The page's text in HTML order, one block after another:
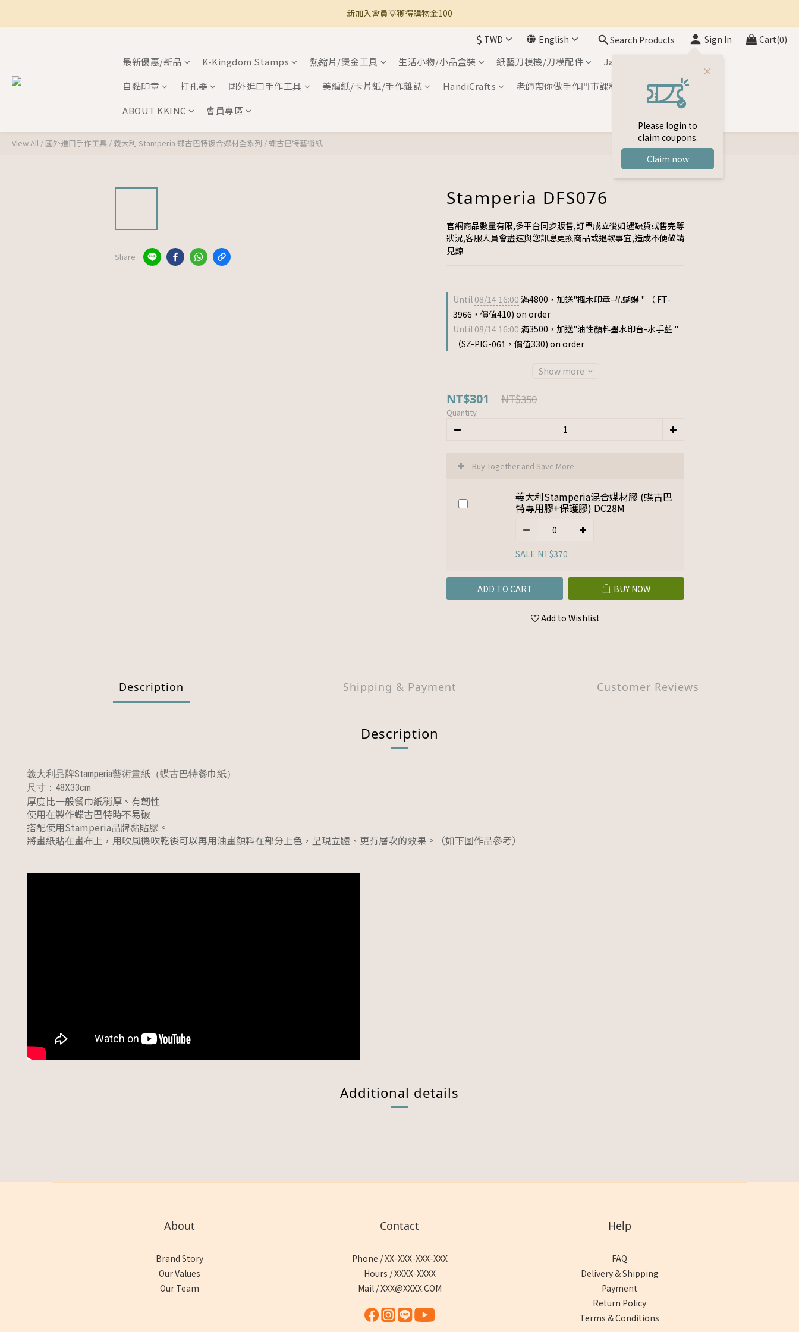
🚚 全館滿800免運 🚚
新加入會員💡獲得購物金100
$ TWD English Search Products Sign In
Please login to
claim coupons.
Claim now
Cart(0)
最新優惠/新品 K-Kingdom Stamps 熱縮片/燙金工具 生活小物/小品盒裝 紙藝刀模機/刀模配件
Japan Inks
自黏印章
打孔器 國外進口手作工具 美編紙/卡片紙/手作雜誌 HandiCrafts
老師帶你做手作門市課程
ABOUT KKINC
會員專區
View All / 國外進口手作工具 /義大利 Stamperia 蝶古巴特複合媒材全系列 /蝶古巴特藝術紙
Share
Stamperia DFS076
官網商品數量有限,多平台同步販售,訂單成立後如遇缺貨或售完等
狀況,客服人員會盡速與您訊息更換商品或退款事宜,造成不便敬請
見諒
Until 08/14 16:00 滿4800，加送"楓木印章-花蝴蝶 " （ FT-
3966，價值410) on order
Until 08/14 16:00 滿3500，加送"油性顏料墨水印台-水手藍 "
（SZ-PIG-061，價值330) on order
Show more
NT$301 NT$350
Quantity
Buy Together and Save More
義大利Stamperia混合媒材膠 (蝶古巴
特專用膠+保護膠) DC28M
SALE NT$370
ADD TO CART BUY NOW
Add to Wishlist
Description Shipping & Payment Customer Reviews
Description
義大利品牌Stamperia藝術畫紙（蝶古巴特餐巾紙）
尺寸：48X33cm
厚度比一般餐巾紙稍厚、有韌性
使用在製作蝶古巴特時不易破
搭配使用Stamperia品牌黏貼膠。
將畫紙貼在畫布上，用吹風機吹乾後可以再用油畫顏料在部分上色，呈現立體、更有層次的效果。（如下圖作品參考）
Additional details
BUY NOW
About
Brand Story
Our Values
Our Team
Contact
Phone / XX-XXX-XXX-XXX
Hours / XXXX-XXXX
Mail / XXX@XXXX.COM
Help
FAQ
Delivery & Shipping
Payment
Return Policy
Terms & Conditions